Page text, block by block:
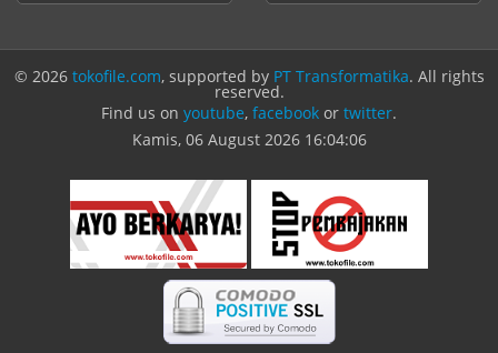
© 2026 tokofile.com, supported by PT Transformatika. All rights
reserved.
Find us on youtube, facebook or twitter.
Kamis, 06 August 2026 16:04:06